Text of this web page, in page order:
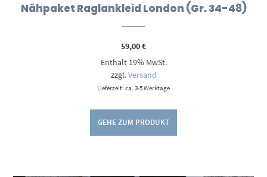
Nähpaket Raglankleid London (Gr. 34-48)
59,00€
Enthält 19% MwSt.
zzgl.Versand
Lieferzeit: ca. 3-5 Werktage
GEHE ZUM PRODUKT